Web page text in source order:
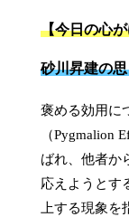
【今日の心
砂川昇建の
褒める効用に
（Pygmalion
ばれ、他者か
応えようとす
上する現象